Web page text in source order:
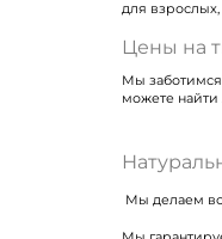
для взрослых,
Цены на
Мы заботимся
можете
Мы делаем